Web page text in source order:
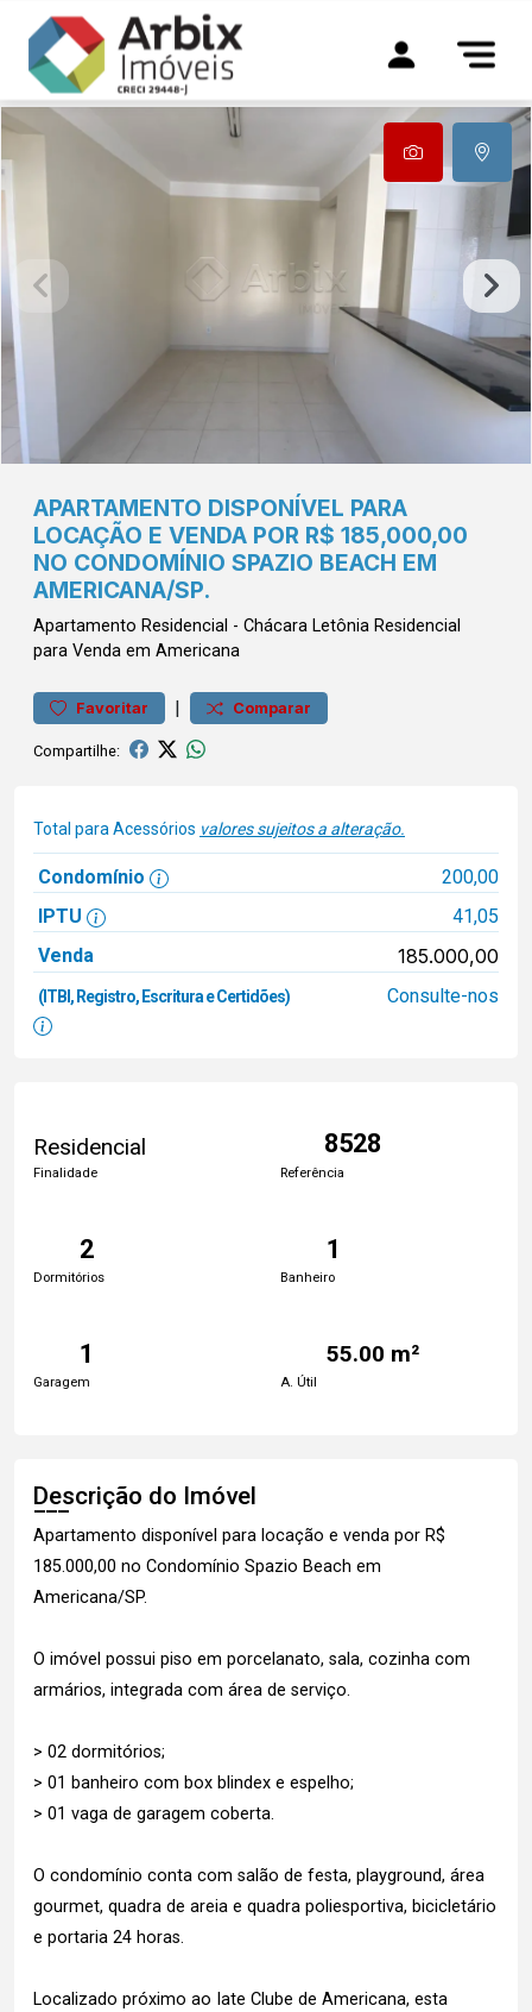
APARTAMENTO DISPONÍVEL PARA
LOCAÇÃO E VENDA POR R$ 185,000,00
NO CONDOMÍNIO SPAZIO BEACH EM
AMERICANA/SP.
Apartamento Residencial - Chácara Letônia Residencial
para Venda em Americana
Favoritar | Comparar
Compartilhe:
Total para Acessórios valores sujeitos a alteração.
Condomínio
200,00
IPTU
41,05
Venda
185.000,00
(ITBI, Registro, Escritura e Certidões) Consulte-nos
Residencial
Finalidade
8528
Referência
2
Dormitórios
1
Banheiro
1
Garagem
55.00 m²
A. Útil
Descrição do Imóvel
Apartamento disponível para locação e venda por R$
185.000,00 no Condomínio Spazio Beach em
Americana/SP.
O imóvel possui piso em porcelanato, sala, cozinha com
armários, integrada com área de serviço.
> 02 dormitórios;
> 01 banheiro com box blindex e espelho;
> 01 vaga de garagem coberta.
O condomínio conta com salão de festa, playground, área
gourmet, quadra de areia e quadra poliesportiva, bicicletário
e portaria 24 horas.
Localizado próximo ao Iate Clube de Americana, esta